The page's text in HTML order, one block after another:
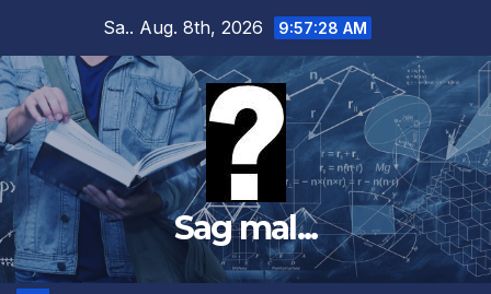
springen
Sa.. Aug. 8th, 2026 9:57:29 AM
Sag mal...